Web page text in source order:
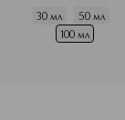
30 мл
50 мл
100 мл